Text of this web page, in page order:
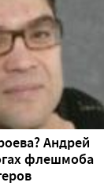
Андрей
флешмоба